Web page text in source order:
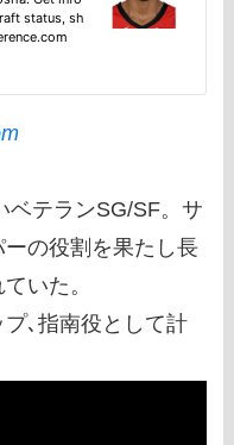
ベテランSG/SF。サ
の役割を果たし長
いた。
､指南役として計